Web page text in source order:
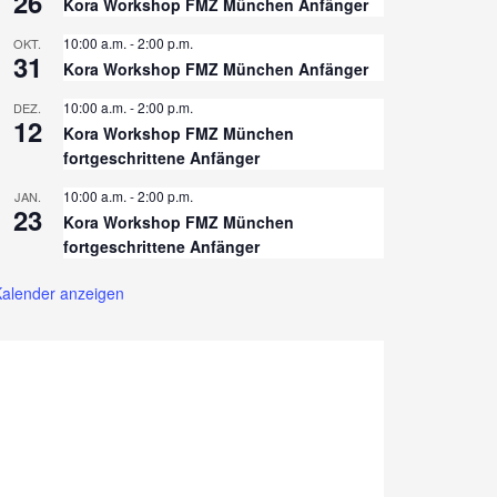
Kora Workshop FMZ München Anfänger
OKT.
31
10:00 a.m. -2:00 p.m.
Kora Workshop FMZ München Anfänger
DEZ.
12
10:00 a.m. -2:00 p.m.
Kora Workshop FMZ München
fortgeschrittene Anfänger
JAN.
23
10:00 a.m. -2:00 p.m.
Kora Workshop FMZ München
fortgeschrittene Anfänger
anzeigen